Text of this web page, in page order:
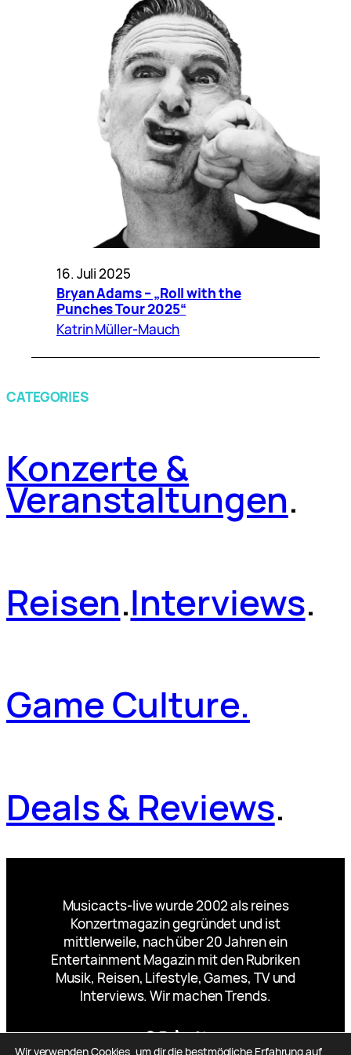
16. Juli 2025
Bryan Adams – „Roll with the
Punches Tour 2025“
Katrin Müller-Mauch
CATEGORIES
Konzerte &
Veranstaltungen.
Reisen.Interviews.
Game Culture.
Deals & Reviews.
Musicacts-live wurde 2002 als reines
Konzertmagazin gegründet und ist
mittlerweile, nach über 20 Jahren ein
Entertainment Magazin mit den Rubriken
Musik, Reisen, Lifestyle, Games, TV und
Interviews. Wir machen Trends.
Facebook
Instagram
TikTok
YouTube
X
Wir verwenden Cookies, um dir die bestmögliche Erfahrung auf